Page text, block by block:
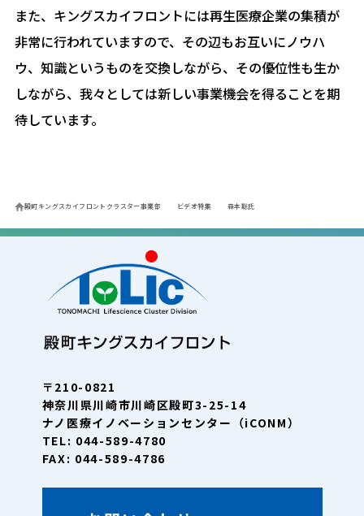
また、キングスカイフロントには再生医療企業の集積が
非常に行われていますので、その辺もお互いにノウハ
ウ、知識というものを交換しながら、その優位性も生か
しながら、我々としては新しい事業機会を得ることを期
待しています。
殿町キングスカイフロントクラスター事業部 ビデオ特集 森本聡氏
〒210-0821
神奈川県川崎市川崎区殿町3-25-14
ナノ医療イノベーションセンター（iCONM）
TEL: 044-589-4780
FAX: 044-589-4786